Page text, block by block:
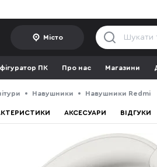
Місто
ПК Про нас Магазини
Навушники Навушники Redmi
АКСЕСУАРИ ВІДГУКИ